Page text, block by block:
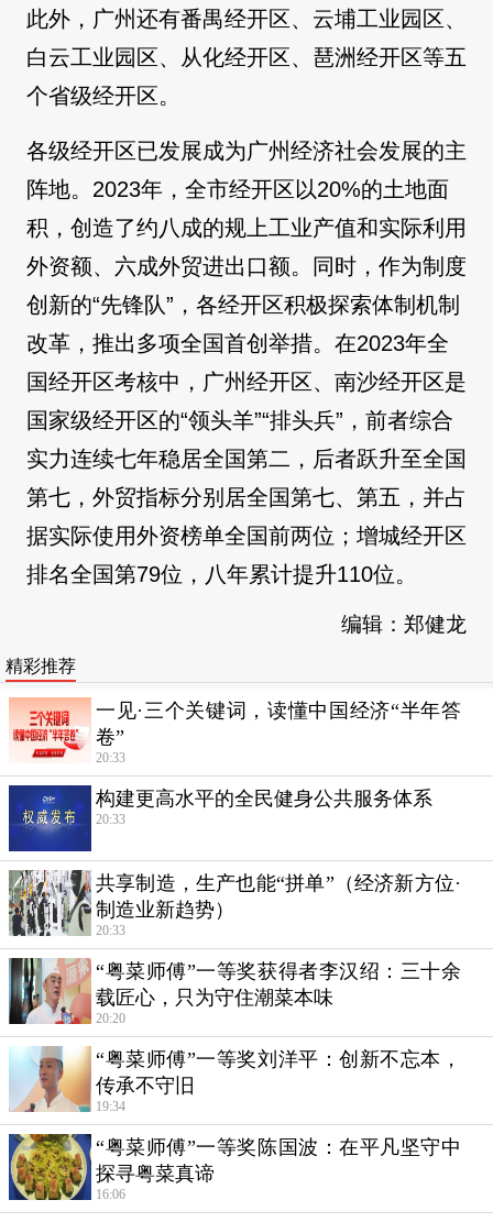
此外，广州还有番禺经开区、云埔工业园区、
白云工业园区、从化经开区、琶洲经开区等五
个省级经开区。
各级经开区已发展成为广州经济社会发展的主
阵地。2023年，全市经开区以20%的土地面
积，创造了约八成的规上工业产值和实际利用
外资额、六成外贸进出口额。同时，作为制度
创新的“先锋队”，各经开区积极探索体制机制
改革，推出多项全国首创举措。在2023年全
国经开区考核中，广州经开区、南沙经开区是
国家级经开区的“领头羊”“排头兵”，前者综合
实力连续七年稳居全国第二，后者跃升至全国
第七，外贸指标分别居全国第七、第五，并占
据实际使用外资榜单全国前两位；增城经开区
排名全国第79位，八年累计提升110位。
编辑：郑健龙
精彩推荐